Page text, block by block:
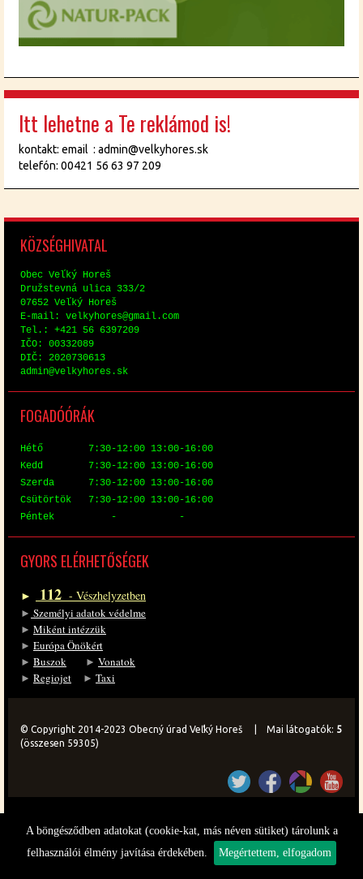
A böngésződben adatokat (cookie-kat, más néven sütiket) tárolunk a
felhasználói élmény javítása érdekében.
Megértettem, elfogadom
Itt lehetne a Te reklámod is!
kontakt: email : admin@velkyhores.sk
telefón: 00421 56 63 97 209
KÖZ­SÉG­HI­VA­TAL
Obec Veľký Horeš
Družstev­ná uli­ca 333/2
07652 Veľký Horeš
E-mail: vel­ky­hores@​gmail.​com
Tel.: +421 56 6397209
IČO: 00332089
DIČ: 2020730613
ad­min@​vel​kyho​res.​sk
FO­GA­DÓ­ÓRÁK
Hé­tő 7:30-12:00 13:00-16:00
Kedd 7:30-12:00 13:00-16:00
Szer­da 7:30-12:00 13:00-16:00
Csü­tör­tök 7:30-12:00 13:00-16:00
Pén­tek - -
GYORS EL­ÉR­HE­TŐ­SÉ­GEK
► 112 - Vész­hely­zet­ben
► Sze­mé­lyi ada­tok vé­del­me
► Mi­ként in­téz­zük
► Eu­ró­pa Önö­kért
► Bu­szok ► Vo­na­tok
► Re­gi­o­jet ► Ta­xi
© Copyright 2014-2023 Obecný úrad Veľký Horeš | Mai látogatók: 5
(összesen 59305)